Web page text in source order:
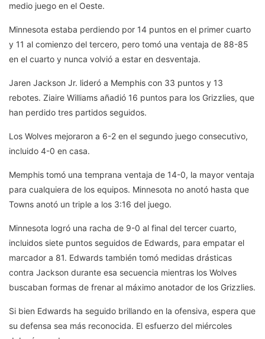
medio juego en el Oeste.
Minnesota estaba perdiendo por 14 puntos en el primer cuarto
y 11 al comienzo del tercero, pero tomó una ventaja de 88-85
en el cuarto y nunca volvió a estar en desventaja.
Jaren Jackson Jr. lideró a Memphis con 33 puntos y 13
rebotes. Ziaire Williams añadió 16 puntos para los Grizzlies, que
han perdido tres partidos seguidos.
Los Wolves mejoraron a 6-2 en el segundo juego consecutivo,
incluido 4-0 en casa.
Memphis tomó una temprana ventaja de 14-0, la mayor ventaja
para cualquiera de los equipos. Minnesota no anotó hasta que
Towns anotó un triple a los 3:16 del juego.
Minnesota logró una racha de 9-0 al final del tercer cuarto,
incluidos siete puntos seguidos de Edwards, para empatar el
marcador a 81. Edwards también tomó medidas drásticas
contra Jackson durante esa secuencia mientras los Wolves
buscaban formas de frenar al máximo anotador de los Grizzlies.
Si bien Edwards ha seguido brillando en la ofensiva, espera que
su defensa sea más reconocida. El esfuerzo del miércoles